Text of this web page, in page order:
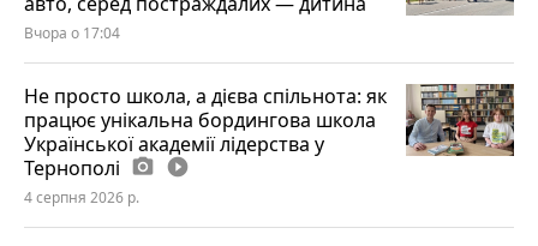
Вчора о 17:04
Не просто школа, а дієва спільнота: як
працює унікальна бордингова школа
Української академії лідерства у
Тернополі photo_camera play_circle_filled
4 серпня 2026 р.